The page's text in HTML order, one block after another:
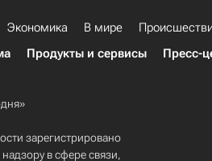
Экономика В мире
Продукты и сервисы Пресс-
зарегистрировано
в сфере связи,